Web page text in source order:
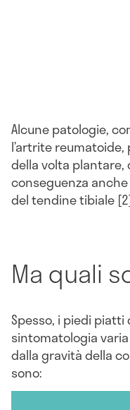
Alcune patologie,
l’artrite
della volta plantare,
conseguenza
del tendine tibiale
Ma quali
Spesso, i piedi
sintomatologia
dalla gravità della
sono: